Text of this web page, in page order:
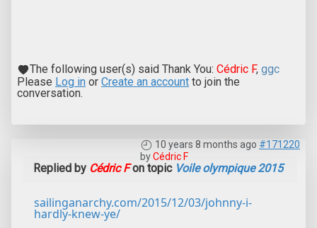
The following user(s) said Thank You: Cédric F, ggc
Please Log in or Create an account to join the
conversation.
10 years 8 months ago #171220
byCédric F
Replied by Cédric Fon topic Voile olympique 2015
sailinganarchy.com/2015/12/03/johnny-i-
hardly-knew-ye/